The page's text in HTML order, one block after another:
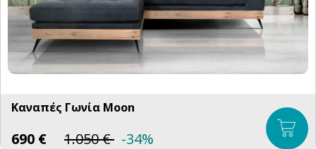
Καναπές Γωνία Moon
690 € 1.050€ -34%